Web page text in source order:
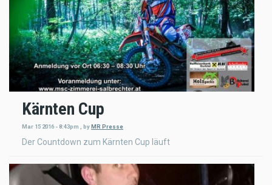
Kärnten Cup
Mar 15 2016 - 8:43pm byMR Presse
Der Countdown zum Kärnten Cup läuft